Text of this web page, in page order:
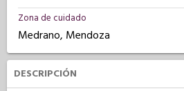
Zona de cuidado
Medrano, Mendoza
DESCRIPCIÓN